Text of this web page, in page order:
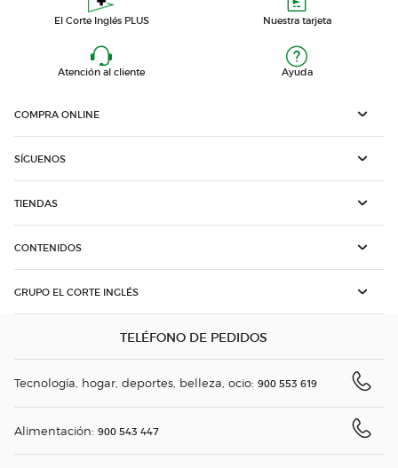
El Corte Inglés PLUS Nuestra tarjeta
Atención al cliente Ayuda
COMPRA ONLINE
SÍGUENOS
TIENDAS
CONTENIDOS
GRUPO EL CORTE INGLÉS
TELÉFONO DE PEDIDOS
Tecnología, hogar, deportes, belleza, ocio: 900 553 619
Alimentación: 900 543 447